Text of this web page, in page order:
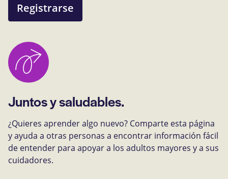
Registrarse
Juntos y saludables.
¿Quieres aprender algo nuevo? Comparte esta página
y ayuda a otras personas a encontrar información fácil
de entender para apoyar a los adultos mayores y a sus
cuidadores.